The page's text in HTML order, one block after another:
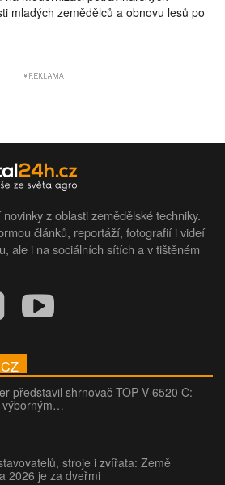
mladých zemědělců a obnovu lesů po
z oblasti zemědělské techniky.
článků, reportáží, fotografií i videí
ale i na sociálních sítích a v tištěném
představil shrnovač TOP V 6520 C:
výborným…
stroje i zvířata: Země
2026 je za dveřmi